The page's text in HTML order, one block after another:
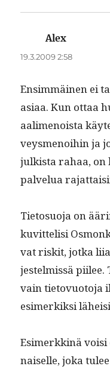
Alex
19.3.2009 2:58
Ensim­mäi­nen ei
asi­aa. Kun ottaa
aal­i­menoista
veys­menoi­hin ja
julk­ista rahaa, on
palvelua
Tieto­suo­ja on
kuvit­telisi
vat riskit, jot­ka
jestelmis­sä
vain tietovuo­to­ja
esimerkik­si
Esimerkkinä
naiselle, joka